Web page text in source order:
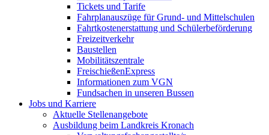
Tickets und Tarife
Fahrplanauszüge für Grund- und Mittelschulen
Fahrtkostenerstattung und Schülerbeförderung
Freizeitverkehr
Baustellen
Mobilitätszentrale
FreischießenExpress
Informationen zum VGN
Fundsachen in unseren Bussen
Jobs und Karriere
Aktuelle Stellenangebote
Ausbildung beim Landkreis Kronach